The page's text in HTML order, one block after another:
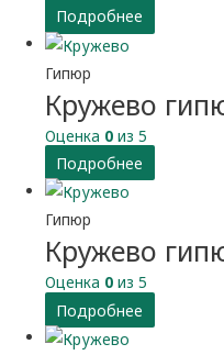
Подробнее
Гипюр
Кружево
Оценка 0 из 5
Подробнее
Гипюр
Кружево
Оценка 0 из 5
Подробнее